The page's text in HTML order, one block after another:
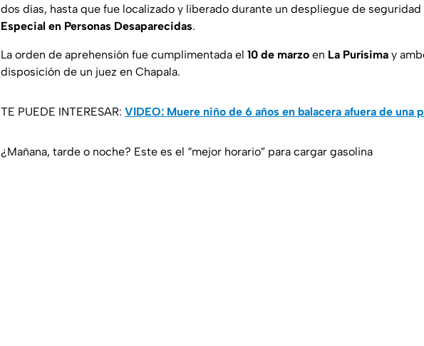
dos días, hasta que fue localizado y liberado durante un despliegue de seguridad
Especial en Personas Desaparecidas.
La orden de aprehensión fue cumplimentada el 10 de marzo en La Purísima y
disposición de un juez en Chapala.
TE PUEDE INTERESAR: VIDEO: Muere niño de 6 años en balacera afuera de una
¿Mañana, tarde o noche? Este es el “mejor horario” para cargar gasolina